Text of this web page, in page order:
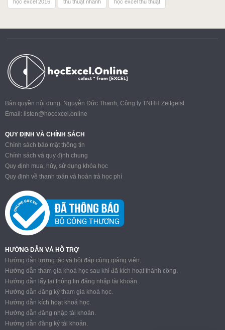
học excel 2016 thủ thuật nhanh học excel thủ thuật
Bản quyền nội dung: Nguyễn Đức Thanh, Công ty TNHH Zeitgeist
Email: listen@hocexcel.online
QUY ĐỊNH VÀ CHÍNH SÁCH
Chính sách bảo mật thông tin
Chính sách và quy định chung
Quy định mua, hủy, sử dụng khóa học
Quy định về thanh toán và hoàn trả học phí
HƯỚNG DẪN VÀ HỖ TRỢ
Hướng dẫn tương tác và hỏi đáp cùng giảng viên.
Hướng dẫn tham gia khoá học sau khi đã kích hoạt thành công.
Hướng dẫn lấy lại thông tin đăng nhập tài khoản.
Hướng dẫn đăng ký tham gia khoá học.
Hướng dẫn kích hoạt khoá học.
Hướng dẫn đăng nhập tài khoản.
Hướng dẫn đăng ký tài khoản.